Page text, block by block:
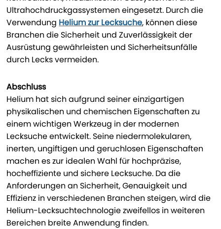
Ultrahochdruckgassystemen eingesetzt. Durch die
Verwendung Helium zur Lecksuche, können diese
Branchen die Sicherheit und Zuverlässigkeit der
Ausrüstung gewährleisten und Sicherheitsunfälle
durch Lecks vermeiden.
Abschluss
Helium hat sich aufgrund seiner einzigartigen
physikalischen und chemischen Eigenschaften zu
einem wichtigen Werkzeug in der modernen
Lecksuche entwickelt. Seine niedermolekularen,
inerten, ungiftigen und geruchlosen Eigenschaften
machen es zur idealen Wahl für hochpräzise,
hocheffiziente und sichere Lecksuche. Da die
Anforderungen an Sicherheit, Genauigkeit und
Effizienz in verschiedenen Branchen steigen, wird die
Helium-Lecksuchtechnologie zweifellos in weiteren
Bereichen breite Anwendung finden.